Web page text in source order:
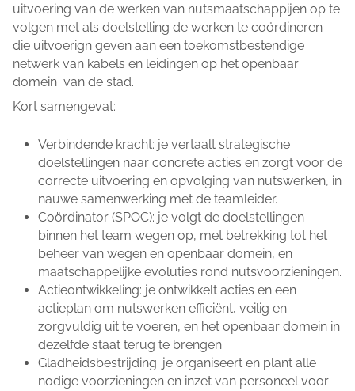
uitvoering van de werken van nutsmaatschappijen op te
volgen met als doelstelling de werken te coördineren
die uitvoerign geven aan een toekomstbestendige
netwerk van kabels en leidingen op het openbaar
domein van de stad.
Kort samengevat:
Verbindende kracht: je vertaalt strategische
doelstellingen naar concrete acties en zorgt voor de
correcte uitvoering en opvolging van nutswerken, in
nauwe samenwerking met de teamleider.
Coördinator (SPOC): je volgt de doelstellingen
binnen het team wegen op, met betrekking tot het
beheer van wegen en openbaar domein, en
maatschappelijke evoluties rond nutsvoorzieningen.
Actieontwikkeling: je ontwikkelt acties en een
actieplan om nutswerken efficiënt, veilig en
zorgvuldig uit te voeren, en het openbaar domein in
dezelfde staat terug te brengen.
Gladheidsbestrijding: je organiseert en plant alle
nodige voorzieningen en inzet van personeel voor